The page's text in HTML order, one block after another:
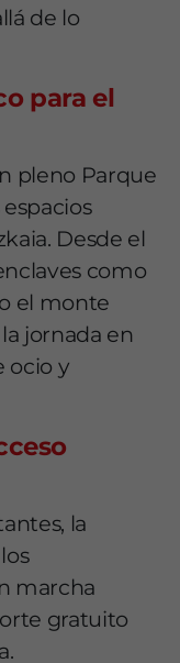
de lo
para el
pleno Parque
Desde el
como
el monte
jornada en
ocio y
la
marcha
gratuito